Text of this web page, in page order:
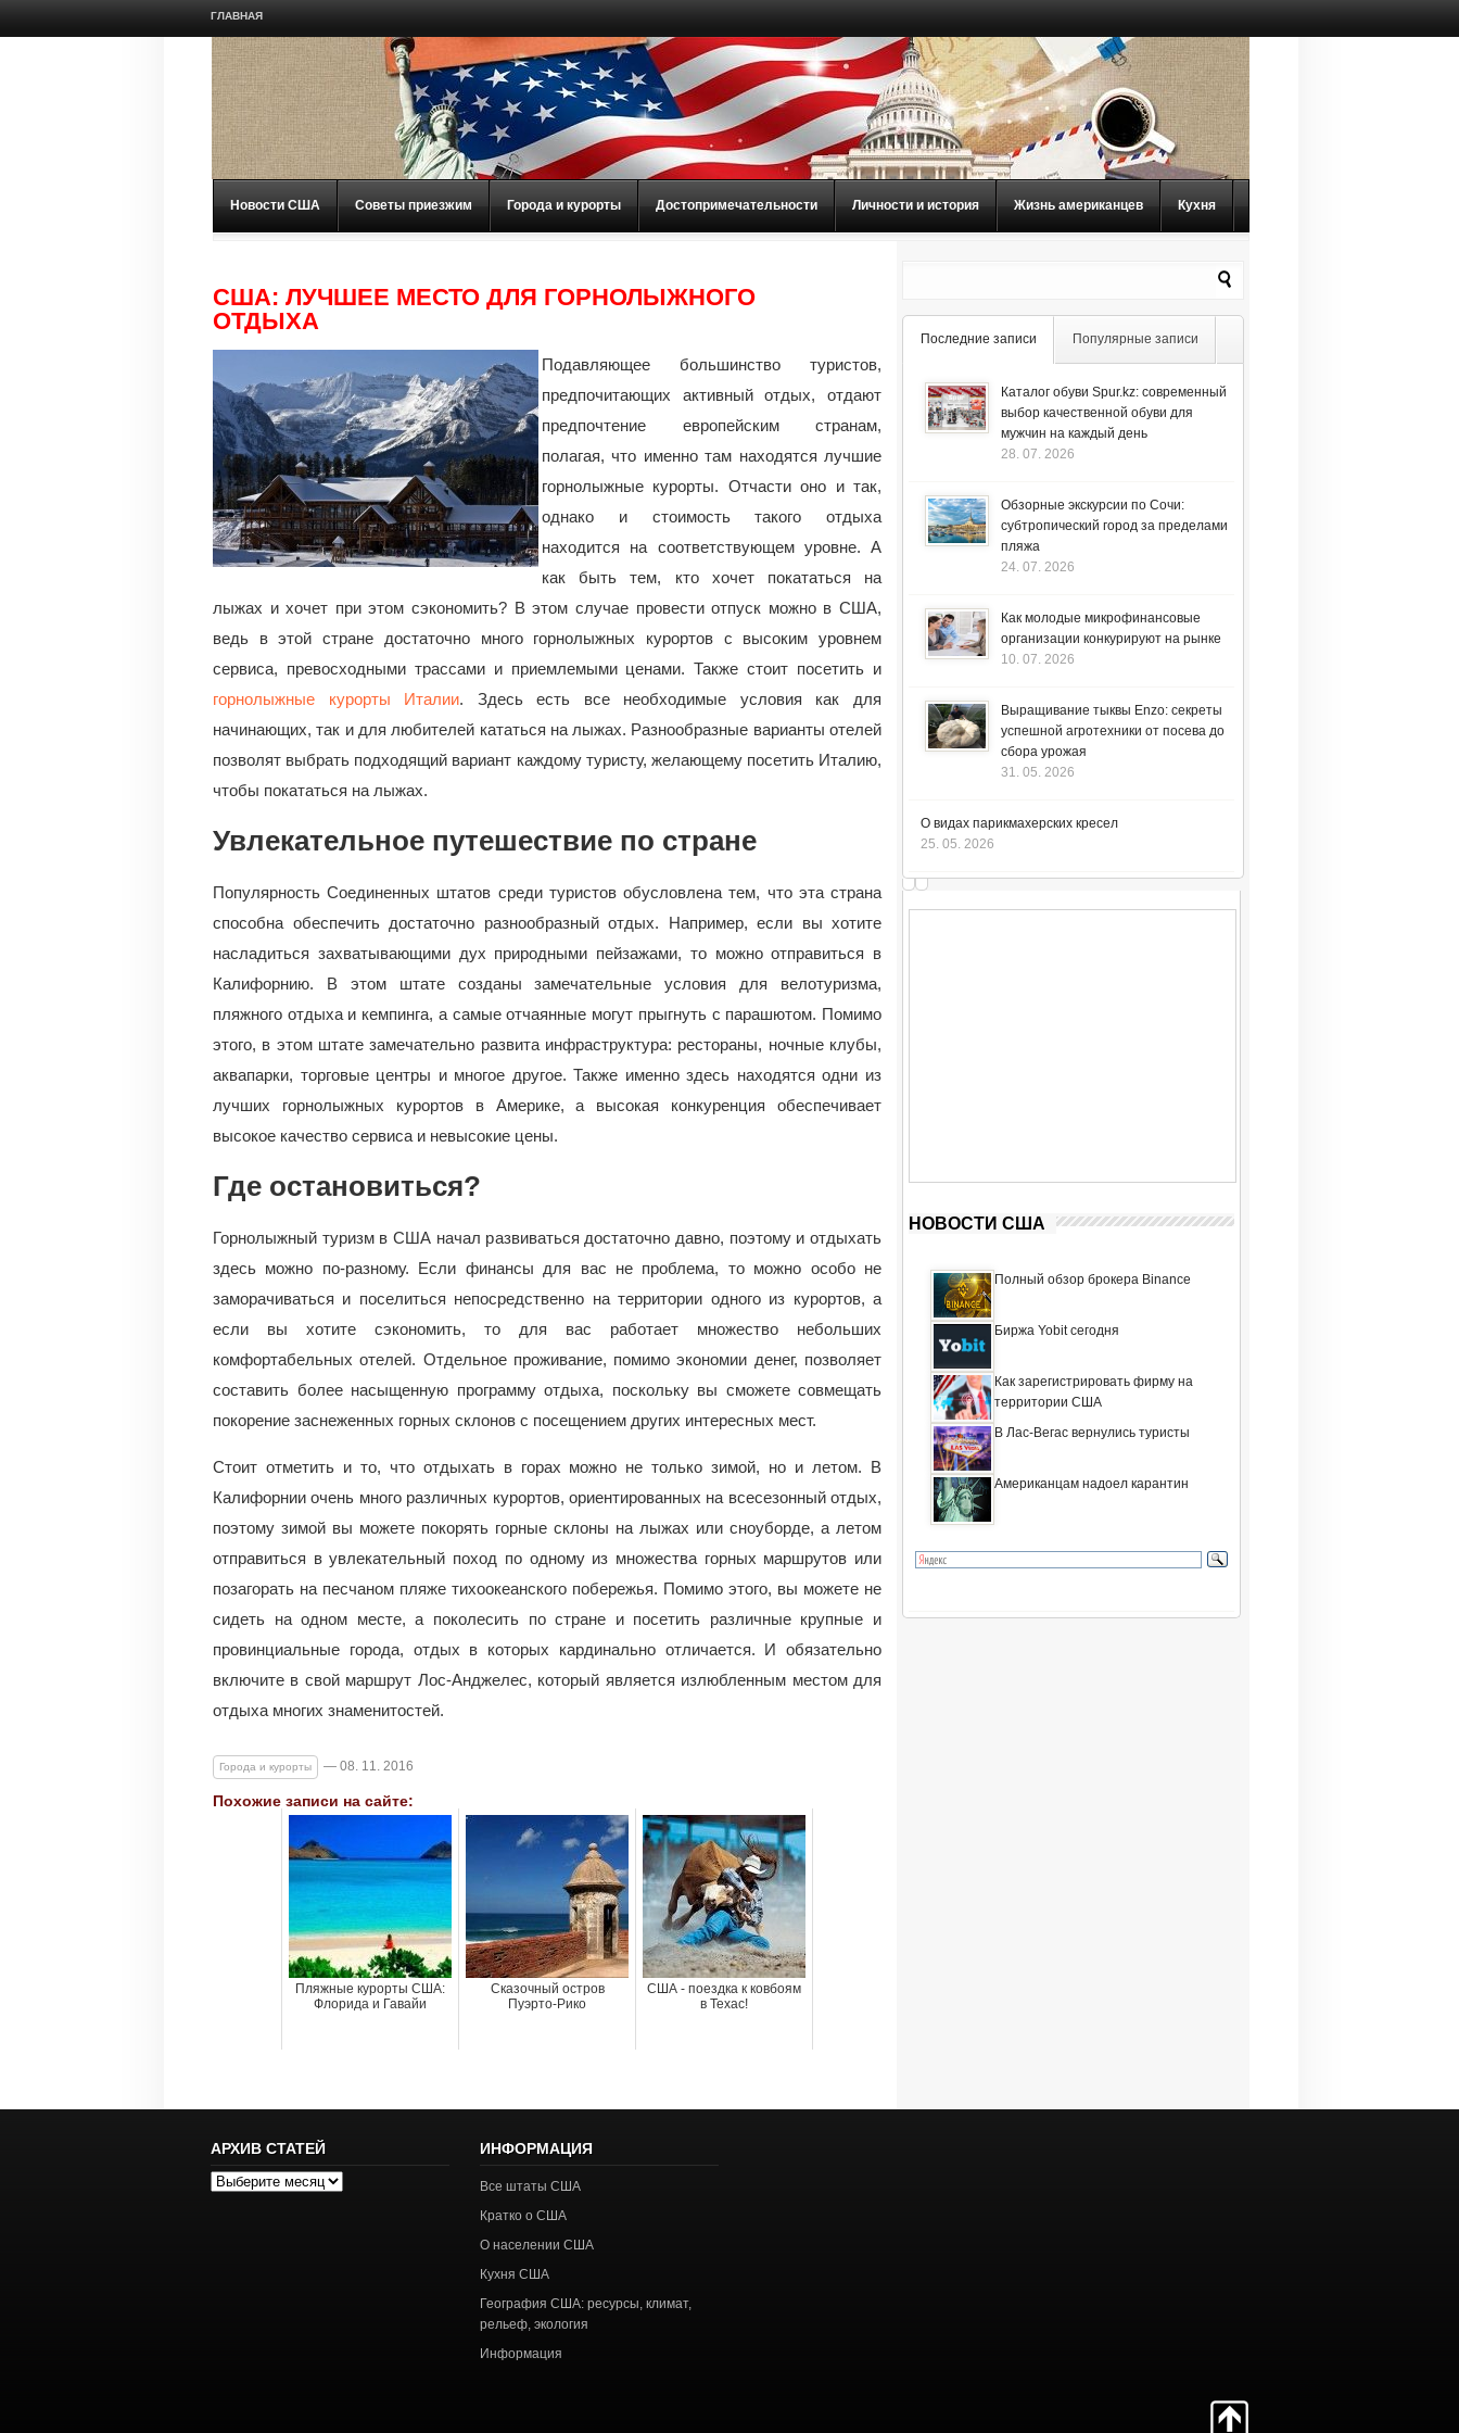
ГЛАВНАЯ
Новости США Советы приезжим Города и курорты Достопримечательности Личности и история Жизнь американцев Кухня
США: ЛУЧШЕЕ МЕСТО ДЛЯ ГОРНОЛЫЖНОГО
ОТДЫХА
Подавляющее большинство туристов,
предпочитающих активный отдых, отдают
предпочтение европейским странам,
полагая, что именно там находятся лучшие
горнолыжные курорты. Отчасти оно и так,
однако и стоимость такого отдыха
находится на соответствующем уровне. А
как быть тем, кто хочет покататься на
лыжах и хочет при этом сэкономить? В этом случае провести отпуск можно в США,
ведь в этой стране достаточно много горнолыжных курортов с высоким уровнем
сервиса, превосходными трассами и приемлемыми ценами. Также стоит посетить и
горнолыжные курорты Италии. Здесь есть все необходимые условия как для
начинающих, так и для любителей кататься на лыжах. Разнообразные варианты отелей
позволят выбрать подходящий вариант каждому туристу, желающему посетить Италию,
чтобы покататься на лыжах.
Увлекательное путешествие по стране
Популярность Соединенных штатов среди туристов обусловлена тем, что эта страна
способна обеспечить достаточно разнообразный отдых. Например, если вы хотите
насладиться захватывающими дух природными пейзажами, то можно отправиться в
Калифорнию. В этом штате созданы замечательные условия для велотуризма,
пляжного отдыха и кемпинга, а самые отчаянные могут прыгнуть с парашютом. Помимо
этого, в этом штате замечательно развита инфраструктура: рестораны, ночные клубы,
аквапарки, торговые центры и многое другое. Также именно здесь находятся одни из
лучших горнолыжных курортов в Америке, а высокая конкуренция обеспечивает
высокое качество сервиса и невысокие цены.
Где остановиться?
Горнолыжный туризм в США начал развиваться достаточно давно, поэтому и отдыхать
здесь можно по-разному. Если финансы для вас не проблема, то можно особо не
заморачиваться и поселиться непосредственно на территории одного из курортов, а
если вы хотите сэкономить, то для вас работает множество небольших
комфортабельных отелей. Отдельное проживание, помимо экономии денег, позволяет
составить более насыщенную программу отдыха, поскольку вы сможете совмещать
покорение заснеженных горных склонов с посещением других интересных мест.
Стоит отметить и то, что отдыхать в горах можно не только зимой, но и летом. В
Калифорнии очень много различных курортов, ориентированных на всесезонный отдых,
поэтому зимой вы можете покорять горные склоны на лыжах или сноуборде, а летом
отправиться в увлекательный поход по одному из множества горных маршрутов или
позагорать на песчаном пляже тихоокеанского побережья. Помимо этого, вы можете не
сидеть на одном месте, а поколесить по стране и посетить различные крупные и
провинциальные города, отдых в которых кардинально отличается. И обязательно
включите в свой маршрут Лос-Анджелес, который является излюбленным местом для
отдыха многих знаменитостей.
Города и курорты — 08. 11. 2016
Похожие записи на сайте:
Пляжные курорты США:
Флорида и Гавайи
Сказочный остров
Пуэрто-Рико
США - поездка к ковбоям
в Техас!
Последние записи Популярные записи
Каталог обуви Spur.kz: современный
выбор качественной обуви для
мужчин на каждый день
28. 07. 2026
Обзорные экскурсии по Сочи:
субтропический город за пределами
пляжа
24. 07. 2026
Как молодые микрофинансовые
организации конкурируют на рынке
10. 07. 2026
Выращивание тыквы Enzo: секреты
успешной агротехники от посева до
сбора урожая
31. 05. 2026
О видах парикмахерских кресел
25. 05. 2026
НОВОСТИ США
Полный обзор брокера Binance
Биржа Yobit сегодня
Как зарегистрировать фирму на
территории США
В Лас-Вегас вернулись туристы
Американцам надоел карантин
АРХИВ СТАТЕЙ
Архив
ИНФОРМАЦИЯ
Все штаты США
Кратко о США
О населении США
Кухня США
География США: ресурсы, климат,
рельеф, экология
Информация